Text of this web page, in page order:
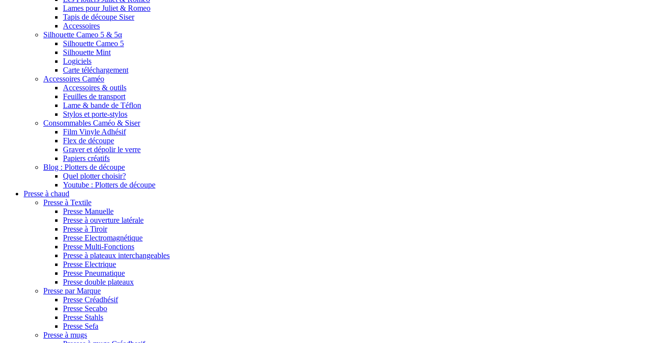
Lames pour Juliet & Romeo
Tapis de découpe Siser
Accessoires
Silhouette Cameo 5 & 5α
Silhouette Cameo 5
Silhouette Mint
Logiciels
Carte téléchargement
Accessoires Caméo
Accessoires & outils
Feuilles de transport
Lame & bande de Téflon
Stylos et porte-stylos
Consommables Caméo & Siser
Film Vinyle Adhésif
Flex de découpe
Graver et dépolir le verre
Papiers créatifs
Blog : Plotters de découpe
Quel plotter choisir?
Youtube : Plotters de découpe
Presse à chaud
Presse à Textile
Presse Manuelle
Presse à ouverture latérale
Presse à Tiroir
Presse Electromagnétique
Presse Multi-Fonctions
Presse à plateaux interchangeables
Presse Electrique
Presse Pneumatique
Presse double plateaux
Presse par Marque
Presse Créadhésif
Presse Secabo
Presse Stahls
Presse Sefa
Presse à mugs